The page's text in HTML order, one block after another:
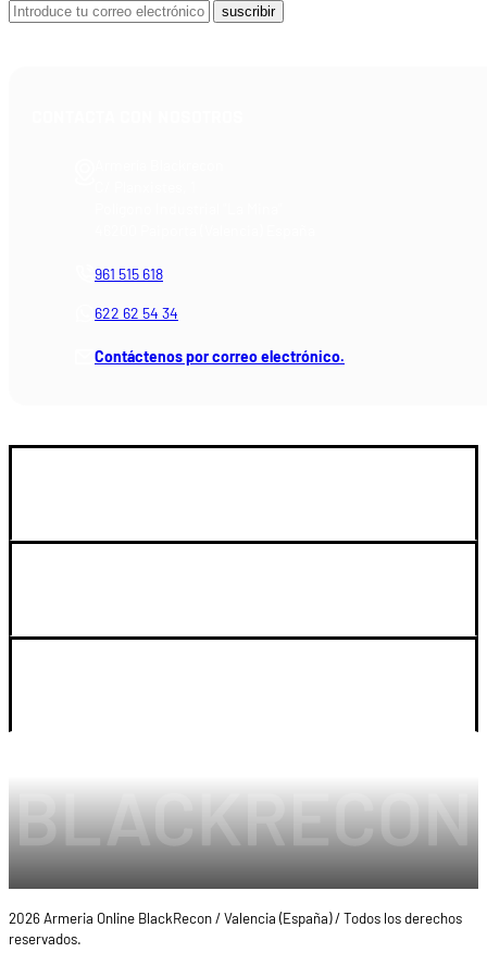
suscribir
961 515 618
622 62 54 34
Contáctenos por correo electrónico.
2026 Armeria Online BlackRecon / Valencia (España) / Todos los derechos
reservados.